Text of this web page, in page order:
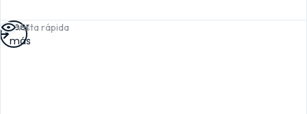
Vista rápida
Leer
más